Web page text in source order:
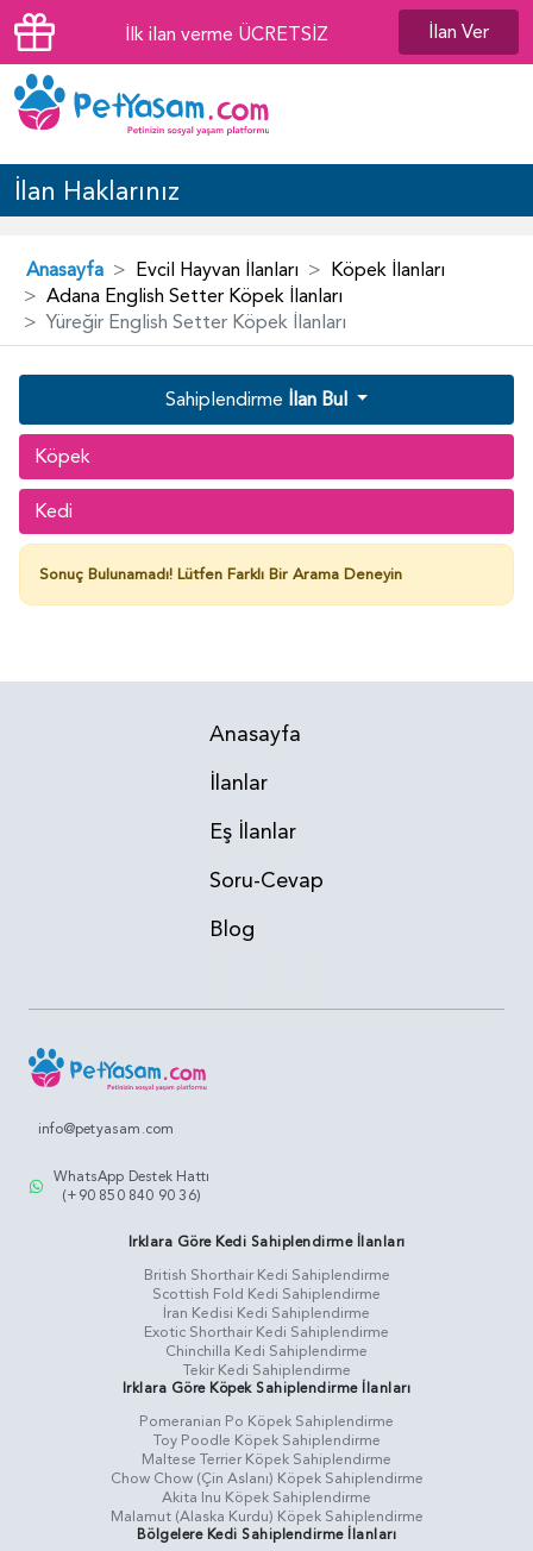
İlk ilan verme ÜCRETSİZ İlan Ver
İlan Haklarınız
Anasayfa Evcil Hayvan İlanları
Köpek İlanları
Adana English Setter Köpek İlanları
Yüreğir English Setter Köpek İlanları
Sahiplendirme İlan Bul
Köpek
Kedi
Sonuç Bulunamadı! Lütfen Farklı Bir Arama Deneyin
Anasayfa
İlanlar
Eş İlanlar
Soru-Cevap
Blog
info@petyasam.com
WhatsApp Destek Hattı
(+90 850 840 90 36)
Irklara Göre Kedi Sahiplendirme İlanları
British Shorthair Kedi Sahiplendirme
Scottish Fold Kedi Sahiplendirme
İran Kedisi Kedi Sahiplendirme
Exotic Shorthair Kedi Sahiplendirme
Chinchilla Kedi Sahiplendirme
Tekir Kedi Sahiplendirme
Irklara Göre Köpek Sahiplendirme İlanları
Pomeranian Po Köpek Sahiplendirme
Toy Poodle Köpek Sahiplendirme
Maltese Terrier Köpek Sahiplendirme
Chow Chow (Çin Aslanı) Köpek Sahiplendirme
Akita Inu Köpek Sahiplendirme
Malamut (Alaska Kurdu) Köpek Sahiplendirme
Bölgelere Kedi Sahiplendirme İlanları